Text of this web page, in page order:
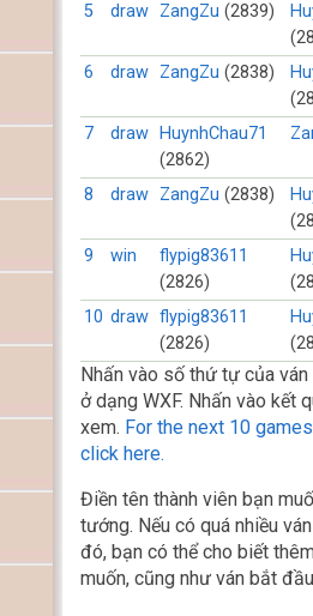
5 draw ZangZu (2839)
6 draw ZangZu (2838)
7 draw
HuynhChau71
(2862)
8 draw ZangZu (2838)
9 win
flypig83611
(2826)
10 draw flypig83611
(2826)
Nhấn vào số thứ tự của
ở dạng WXF. Nhấn vào kết
xem. For the next 10
click here.
Điền tên thành viên bạn
tướng. Nếu có quá nhiều
đó, bạn có thể cho biết
muốn, cũng như ván bắt